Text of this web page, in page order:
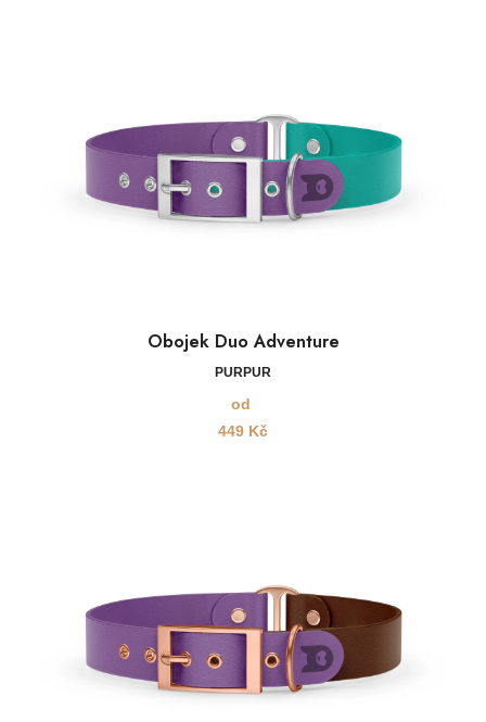
Obojek Duo Adventure
PURPUR
od
449 Kč